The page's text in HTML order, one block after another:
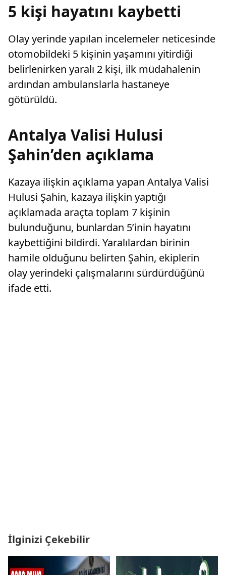
5 kişi hayatını kaybetti
Olay yerinde yapılan incelemeler neticesinde
otomobildeki 5 kişinin yaşamını yitirdiği
belirlenirken yaralı 2 kişi, ilk müdahalenin
ardından ambulanslarla hastaneye
götürüldü.
Antalya Valisi Hulusi
Şahin’den açıklama
Kazaya ilişkin açıklama yapan Antalya Valisi
Hulusi Şahin, kazaya ilişkin yaptığı
açıklamada araçta toplam 7 kişinin
bulunduğunu, bunlardan 5’inin hayatını
kaybettiğini bildirdi. Yaralılardan birinin
hamile olduğunu belirten Şahin, ekiplerin
olay yerindeki çalışmalarını sürdürdüğünü
ifade etti.
İlginizi Çekebilir